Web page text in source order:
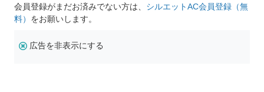
会員登録がまだお済みでない方は、 シルエットAC会員登録（無
料） をお願いします。
広告を非表示にする